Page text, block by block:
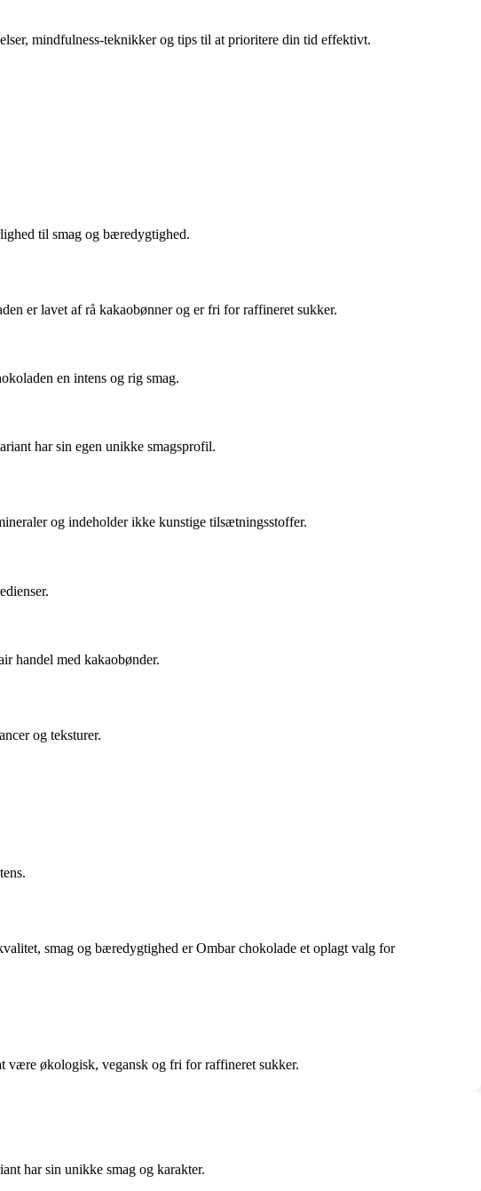
mindfulness-teknikker og tips til at prioritere din tid effektivt.
til smag og bæredygtighed.
er lavet af rå kakaobønner og er fri for raffineret sukker.
en intens og rig smag.
har sin egen unikke smagsprofil.
og indeholder ikke kunstige tilsætningsstoffer.
handel med kakaobønder.
og teksturer.
smag og bæredygtighed er Ombar chokolade et oplagt valg for
være økologisk, vegansk og fri for raffineret sukker.
har sin unikke smag og karakter.